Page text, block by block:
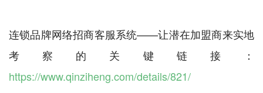
连锁品牌网络招商客服系统——让潜在加盟商来实地
考察的关键链接：
https://www.qinziheng.com/details/821/